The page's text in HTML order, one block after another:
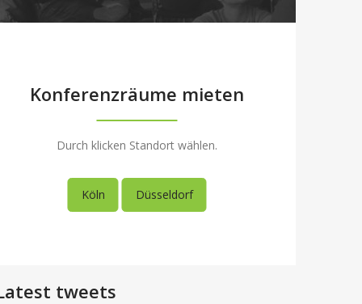
Konferenzräume mieten
Durch klicken Standort wählen.
Köln Düsseldorf
tweets